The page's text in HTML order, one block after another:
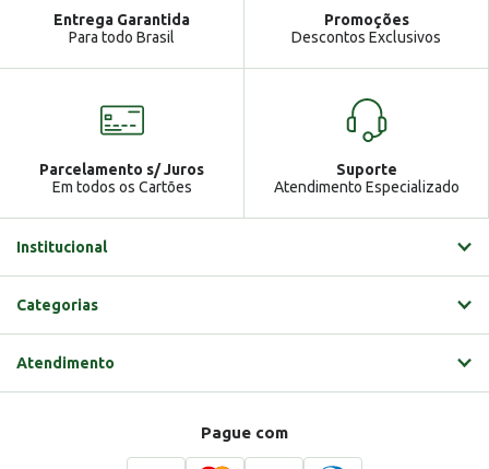
Entrega Garantida
Para todo Brasil
Promoções
Descontos Exclusivos
Parcelamento s/ Juros
Em todos os Cartões
Suporte
Atendimento Especializado
Institucional
Categorias
Atendimento
Pague com
Ga Atendimento
Gabrielle